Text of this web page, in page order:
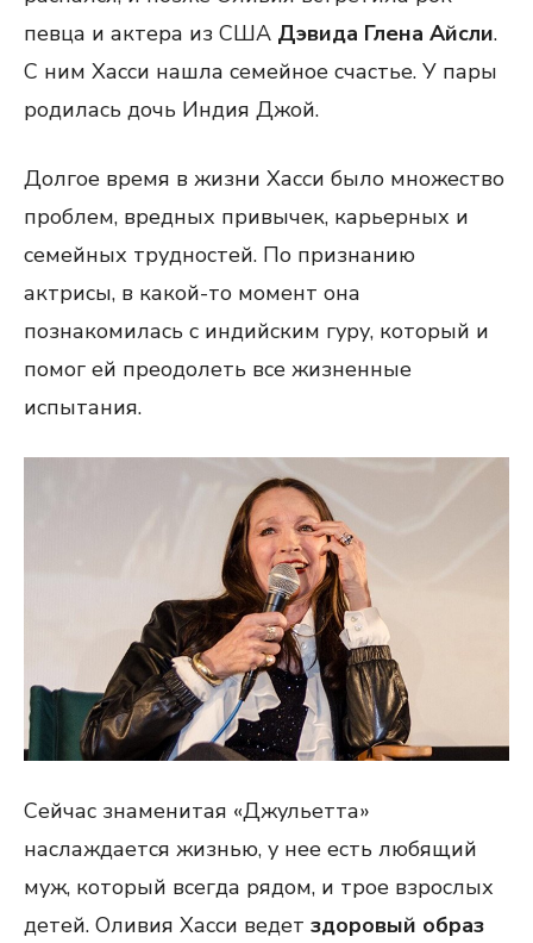
певца и актера из США Дэвида Глена Айсли.
С ним Хасси нашла семейное счастье. У пары
родилась дочь Индия Джой.
Долгое время в жизни Хасси было множество
проблем, вредных привычек, карьерных и
семейных трудностей. По признанию
актрисы, в какой-то момент она
познакомилась с индийским гуру, который и
помог ей преодолеть все жизненные
испытания.
Сейчас знаменитая «Джульетта»
наслаждается жизнью, у нее есть любящий
муж, который всегда рядом, и трое взрослых
детей. Оливия Хасси ведет здоровый образ